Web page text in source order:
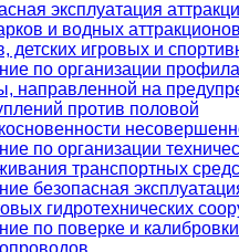
эксплуатация
и водных
детских игровых и
по организации
направленной на
против половой
по организации
транспортных
безопасная
гидротехнических
по поверке и